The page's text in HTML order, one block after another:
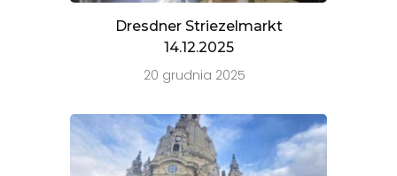
Dresdner Striezelmarkt
14.12.2025
20 grudnia 2025